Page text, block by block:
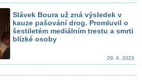
Slávek Boura už zná výsledek v
kauze pašování drog. Promluvil o
šestiletém mediálním trestu a smrti
blízké osoby
29. 6. 2023